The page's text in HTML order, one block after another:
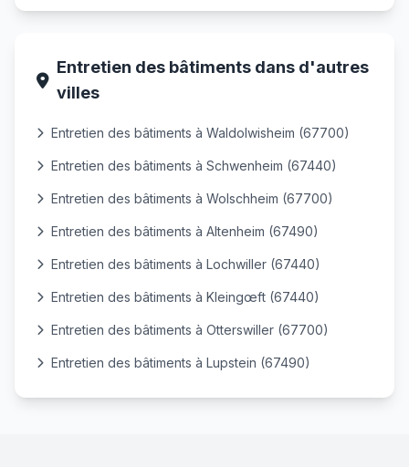
Entretien des bâtiments dans d'autres
villes
Entretien des bâtiments à Waldolwisheim (67700)
Entretien des bâtiments à Schwenheim (67440)
Entretien des bâtiments à Wolschheim (67700)
Entretien des bâtiments à Altenheim (67490)
Entretien des bâtiments à Lochwiller (67440)
Entretien des bâtiments à Kleingœft (67440)
Entretien des bâtiments à Otterswiller (67700)
Entretien des bâtiments à Lupstein (67490)